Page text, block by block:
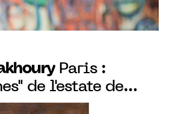
Paris :
de l'estate de
du 14 décembre